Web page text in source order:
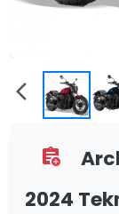
arrow_back_ios
assignment_add
2024